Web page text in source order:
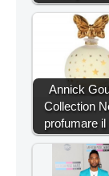
Annick
Collection
profumare il